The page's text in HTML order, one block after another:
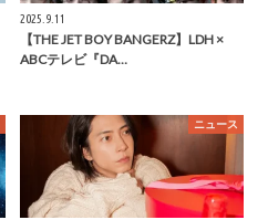
2025.9.11
【THE JET BOY BANGERZ】LDH ×
ABCテレビ『DA…
ニュース